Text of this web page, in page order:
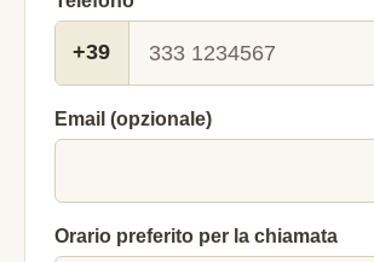
+39
Email (opzionale)
Orario preferito per la chiamata